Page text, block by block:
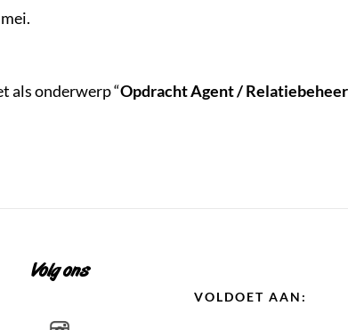
als onderwerp “Opdracht Agent /
Volg ons
VOLDOET AAN: